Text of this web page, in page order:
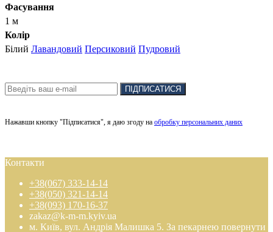
Фасування
1 м
Колір
Білий Лавандовий Персиковий Пудровий
ПІДПИСАТИСЯ
Нажавши кнопку "Підписатися", я даю згоду на обробку персональних даних
Контакти
+38(067) 333-14-14
+38(050) 321-14-14
+38(093) 170-16-37
zakaz@k-m-m.kyiv.ua
м. Київ, вул. Андрія Малишка 5. За пекарнею повернути